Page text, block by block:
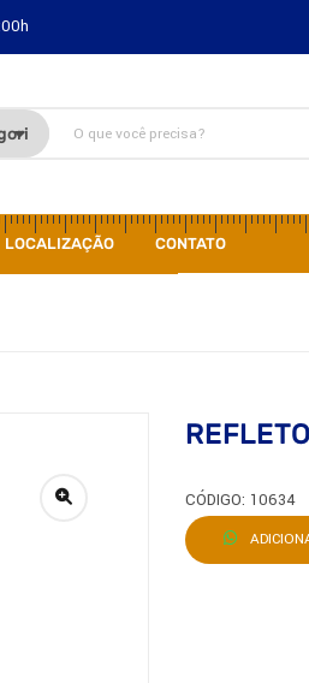
LOCALIZAÇÃO CONTATO
CÓDIGO: 10634